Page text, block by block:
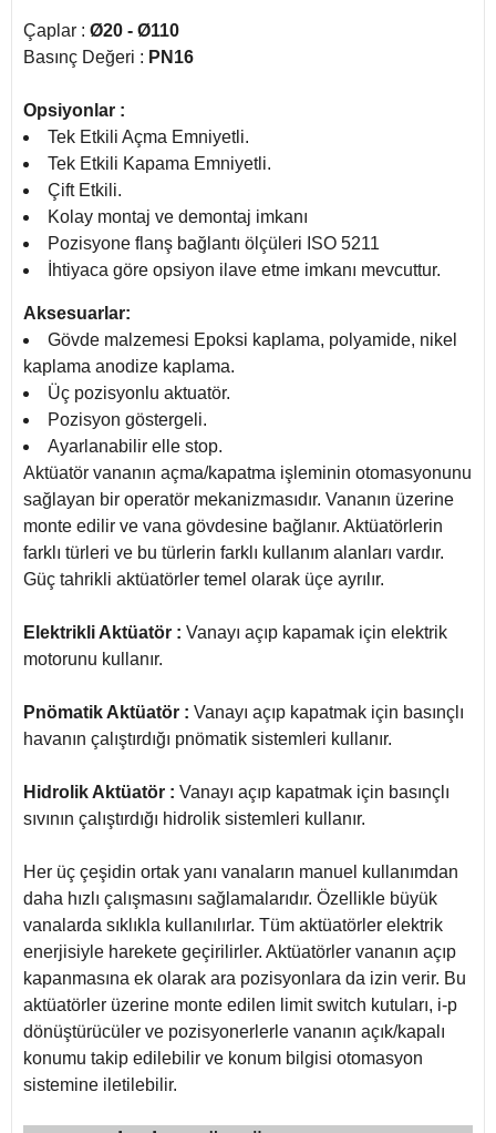
Çaplar : Ø20 - Ø110
Basınç Değeri : PN16
Opsiyonlar :
Tek Etkili Açma Emniyetli.
Tek Etkili Kapama Emniyetli.
Çift Etkili.
Kolay montaj ve demontaj imkanı
Pozisyone flanş bağlantı ölçüleri ISO 5211
İhtiyaca göre opsiyon ilave etme imkanı mevcuttur.
Aksesuarlar:
Gövde malzemesi Epoksi kaplama, polyamide, nikel
kaplama anodize kaplama.
Üç pozisyonlu aktuatör.
Pozisyon göstergeli.
Ayarlanabilir elle stop.
Aktüatör vananın açma/kapatma işleminin otomasyonunu
sağlayan bir operatör mekanizmasıdır. Vananın üzerine
monte edilir ve vana gövdesine bağlanır. Aktüatörlerin
farklı türleri ve bu türlerin farklı kullanım alanları vardır.
Güç tahrikli aktüatörler temel olarak üçe ayrılır.
Elektrikli Aktüatör : Vanayı açıp kapamak için elektrik
motorunu kullanır.
Pnömatik Aktüatör : Vanayı açıp kapatmak için basınçlı
havanın çalıştırdığı pnömatik sistemleri kullanır.
Hidrolik Aktüatör : Vanayı açıp kapatmak için basınçlı
sıvının çalıştırdığı hidrolik sistemleri kullanır.
Her üç çeşidin ortak yanı vanaların manuel kullanımdan
daha hızlı çalışmasını sağlamalarıdır. Özellikle büyük
vanalarda sıklıkla kullanılırlar. Tüm aktüatörler elektrik
enerjisiyle harekete geçirilirler. Aktüatörler vananın açıp
kapanmasına ek olarak ara pozisyonlara da izin verir. Bu
aktüatörler üzerine monte edilen limit switch kutuları, i-p
dönüştürücüler ve pozisyonerlerle vananın açık/kapalı
konumu takip edilebilir ve konum bilgisi otomasyon
sistemine iletilebilir.